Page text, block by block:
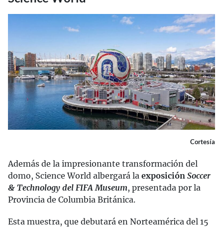
Cortesía
Además de la impresionante transformación del
domo, Science World albergará la exposición Soccer
& Technology del FIFA Museum, presentada por la
Provincia de Columbia Británica.
Esta muestra, que debutará en Norteamérica del 15